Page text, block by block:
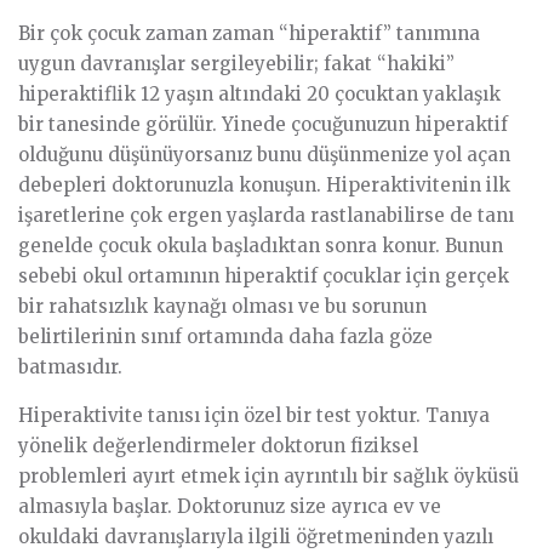
Bir çok çocuk zaman zaman “hiperaktif” tanımına
uygun davranışlar sergileyebilir; fakat “hakiki”
hiperaktiflik 12 yaşın altındaki 20 çocuktan yaklaşık
bir tanesinde görülür. Yinede çocuğunuzun hiperaktif
olduğunu düşünüyorsanız bunu düşünmenize yol açan
debepleri doktorunuzla konuşun. Hiperaktivitenin ilk
işaretlerine çok ergen yaşlarda rastlanabilirse de tanı
genelde çocuk okula başladıktan sonra konur. Bunun
sebebi okul ortamının hiperaktif çocuklar için gerçek
bir rahatsızlık kaynağı olması ve bu sorunun
belirtilerinin sınıf ortamında daha fazla göze
batmasıdır.
Hiperaktivite tanısı için özel bir test yoktur. Tanıya
yönelik değerlendirmeler doktorun fiziksel
problemleri ayırt etmek için ayrıntılı bir sağlık öyküsü
almasıyla başlar. Doktorunuz size ayrıca ev ve
okuldaki davranışlarıyla ilgili öğretmeninden yazılı